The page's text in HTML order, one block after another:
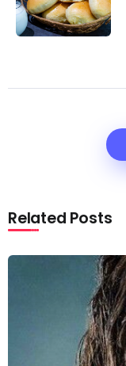
Related Posts